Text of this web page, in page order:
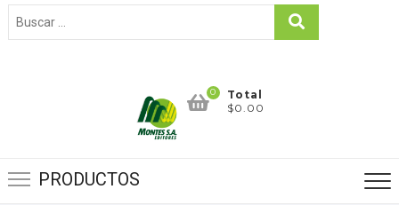
0
Total
$0.00
PRODUCTOS